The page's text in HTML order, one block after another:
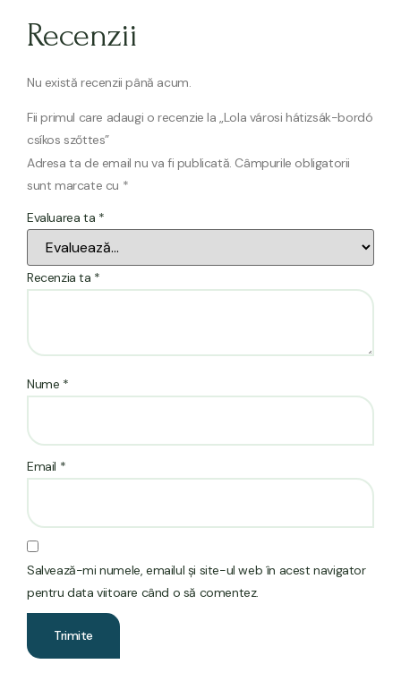
Recenzii
Nu există recenzii până acum.
Fii primul care adaugi o recenzie la „Lola városi hátizsák-bordó
csíkos szőttes”
Adresa ta de email nu va fi publicată. Câmpurile obligatorii
sunt marcate cu *
Evaluarea ta *
Recenzia ta *
Nume *
Email *
Salvează-mi numele, emailul și site-ul web în acest navigator
pentru data viitoare când o să comentez.